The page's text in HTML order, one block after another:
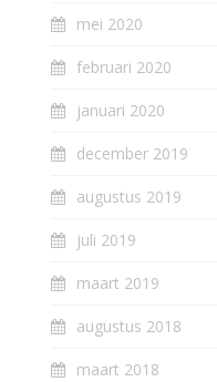
mei 2020
februari 2020
januari 2020
december 2019
augustus 2019
juli 2019
maart 2019
augustus 2018
maart 2018